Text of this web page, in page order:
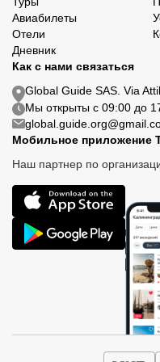
Авиабилеты
Отели
Дневник
Как с нами связаться
Global Guide SAS. Via
Мы открыты с 09:00 до
Мобильное приложение
Наш партнер по